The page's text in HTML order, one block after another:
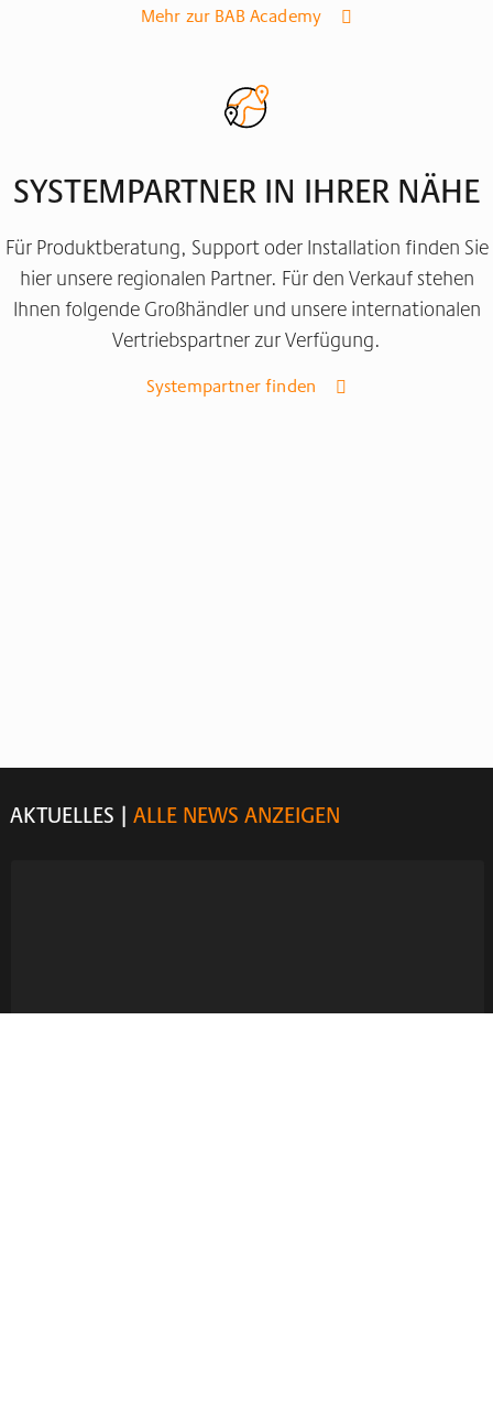
Mehr zur BAB Academy
SYSTEMPARTNER IN IHRER NÄHE
Für Produktberatung, Support oder Installation finden Sie
hier unsere regionalen Partner. Für den Verkauf stehen
Ihnen folgende Großhändler und unsere internationalen
Vertriebspartner zur Verfügung.
Systempartner finden
AKTUELLES | ALLE NEWS ANZEIGEN